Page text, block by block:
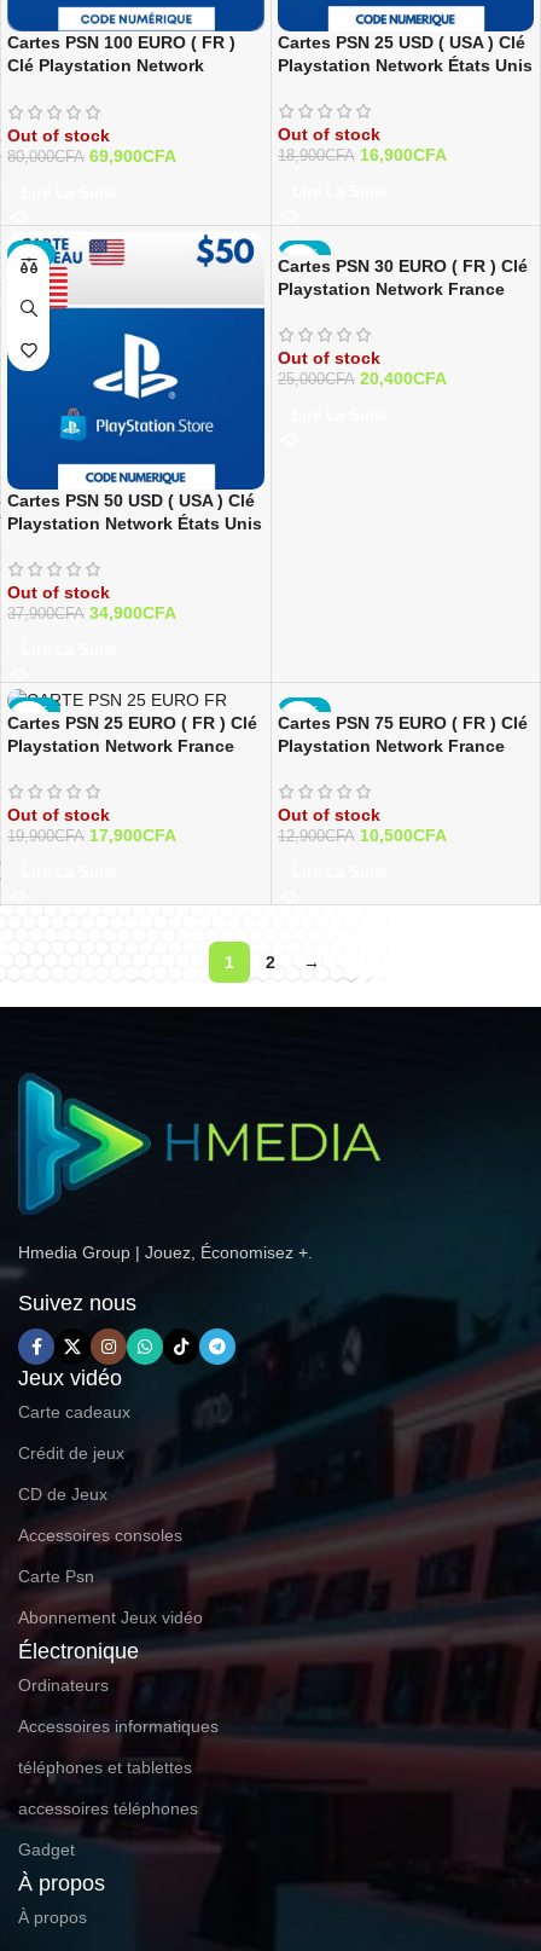
Cartes PSN 100 EURO ( FR )
Clé Playstation Network
Out of stock
80,000CFA 69,900CFA
Cartes PSN 25 USD ( USA ) Clé
Playstation Network États Unis
Out of stock
18,900CFA 16,900CFA
-8%
Cartes PSN 50 USD ( USA ) Clé
Playstation Network États Unis
Out of stock
37,900CFA 34,900CFA
-18%
Cartes PSN 30 EURO ( FR ) Clé
Playstation Network France
Out of stock
25,000CFA 20,400CFA
-10%
Cartes PSN 25 EURO ( FR ) Clé
Playstation Network France
Out of stock
19,900CFA 17,900CFA
-19%
Cartes PSN 75 EURO ( FR ) Clé
Playstation Network France
Out of stock
12,900CFA 10,500CFA
1 2 →
Hmedia Group | Jouez, Économisez +.
Suivez nous
Jeux vidéo
Carte cadeaux
Crédit de jeux
CD de Jeux
Accessoires consoles
Carte Psn
Abonnement Jeux vidéo
Électronique
Ordinateurs
Accessoires informatiques
téléphones et tablettes
accessoires téléphones
Gadget
À propos
À propos